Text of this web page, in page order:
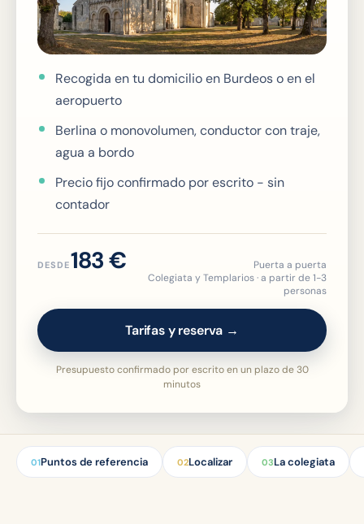
Recogida en tu domicilio en Burdeos o en el
aeropuerto
Berlina o monovolumen, conductor con traje,
agua a bordo
Precio fijo confirmado por escrito - sin
contador
DESDE183 €
Puerta a puerta
Colegiata y Templarios · a partir de 1-3
personas
Tarifas y reserva →
Presupuesto confirmado por escrito en un plazo de 30
minutos
01Puntos de referencia 02Localizar 03La colegiata